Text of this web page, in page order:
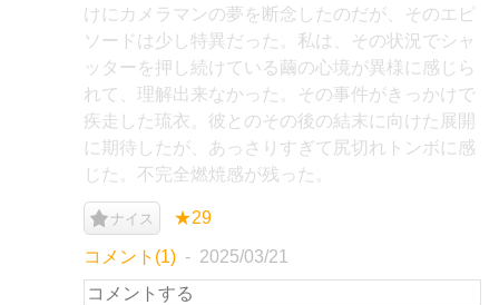
けにカメラマンの夢を断念したのだが、そのエピ
ソードは少し特異だった。私は、その状況でシャ
ッターを押し続けている繭の心境が異様に感じら
れて、理解出来なかった。その事件がきっかけで
疾走した琉衣。彼とのその後の結末に向けた展開
に期待したが、あっさりすぎて尻切れトンボに感
じた。不完全燃焼感が残った。
ナイス ★29
コメント(1) 2025/03/21